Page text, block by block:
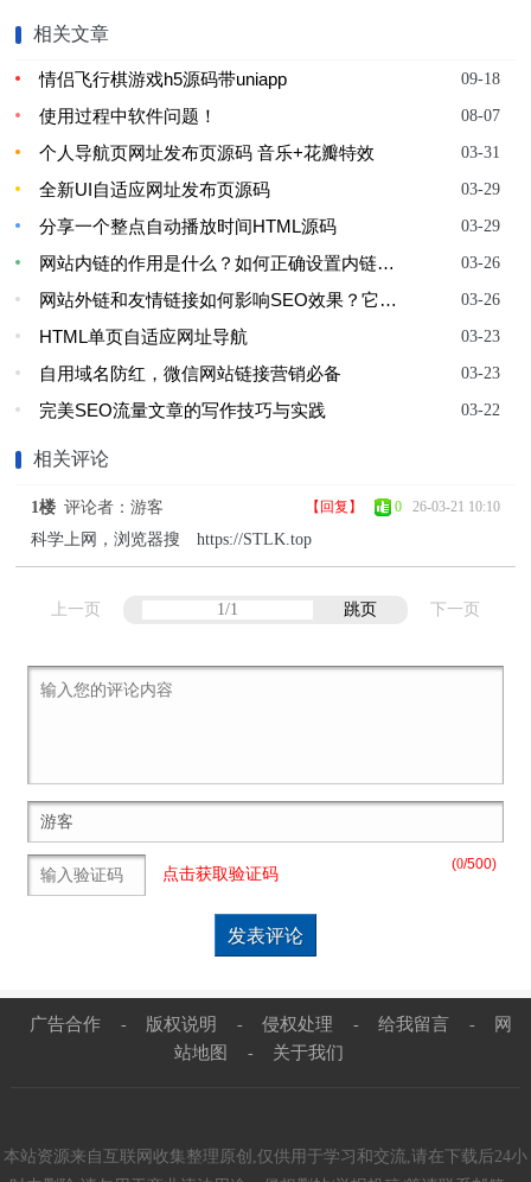
相关文章
09-18
情侣飞行棋游戏h5源码带uniapp
08-07
使用过程中软件问题！
03-31
个人导航页网址发布页源码 音乐+花瓣特效
03-29
全新UI自适应网址发布页源码
03-29
分享一个整点自动播放时间HTML源码
03-26
网站内链的作用是什么？如何正确设置内链提升SEO效果？
03-26
网站外链和友情链接如何影响SEO效果？它们的作用是什么？
03-23
HTML单页自适应网址导航
03-23
自用域名防红，微信网站链接营销必备
03-22
完美SEO流量文章的写作技巧与实践
相关评论
【回复】 026-03-21 10:10
1楼 评论者：游客
科学上网，浏览器搜 https://STLK.top
上一页 跳页 下一页
(0/500)
点击获取验证码
广告合作 - 版权说明 - 侵权处理 - 给我留言 -
网
站地图
- 关于我们
本站资源来自互联网收集整理原创,仅供用于学习和交流,请在下载后24小